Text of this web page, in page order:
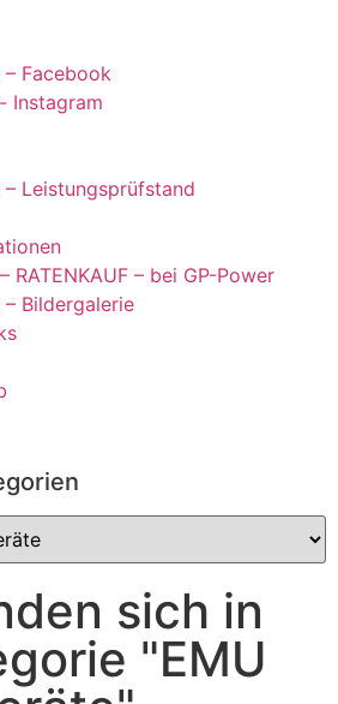
– Facebook
Instagram
– Leistungsprüfstand
RATENKAUF – bei GP-Power
– Bildergalerie
sich in
"EMU